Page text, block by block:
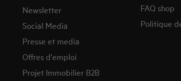
Newsletter
Social Media
Presse et media
Offres d'emploi
Projet Immobilier B2B
FAQ shop
Politique